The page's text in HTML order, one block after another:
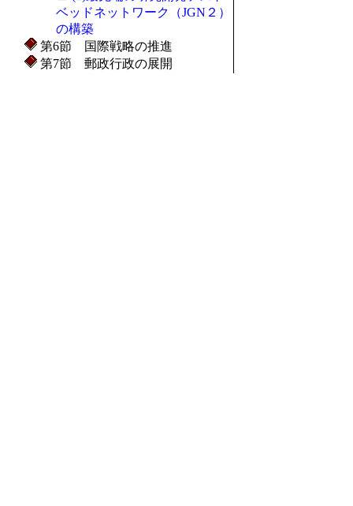
ベッドネットワーク（JGN２）
の構築
第6節 国際戦略の推進
第7節 郵政行政の展開